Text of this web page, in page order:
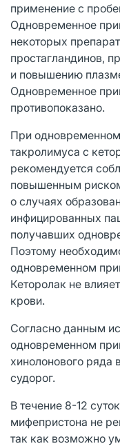
применение с
Одновременное
некоторых
простагландинов,
и повышению
Одновременное
противопоказано.
При
такролимуса с
рекомендуется
повышенным
о случаях
инфицированных
получавших
Поэтому
одновременном
Кеторолак не
крови.
Согласно данным
одновременном
хинолонового ряда
судорог.
В течение 8-12
мифепристона не
так как возможно